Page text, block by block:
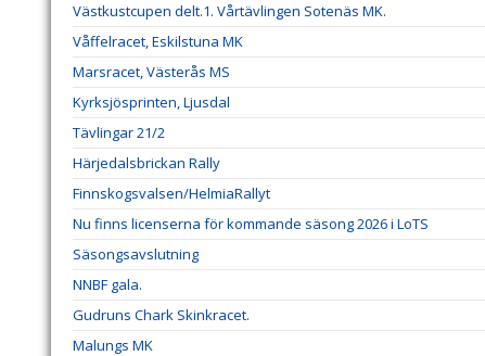
Västkustcupen delt.1. Vårtävlingen Sotenäs MK.
Våffelracet, Eskilstuna MK
Marsracet, Västerås MS
Kyrksjösprinten, Ljusdal
Tävlingar 21/2
Härjedalsbrickan Rally
Finnskogsvalsen/HelmiaRallyt
Nu finns licenserna för kommande säsong 2026 i LoTS
Säsongsavslutning
NNBF gala.
Gudruns Chark Skinkracet.
Malungs MK